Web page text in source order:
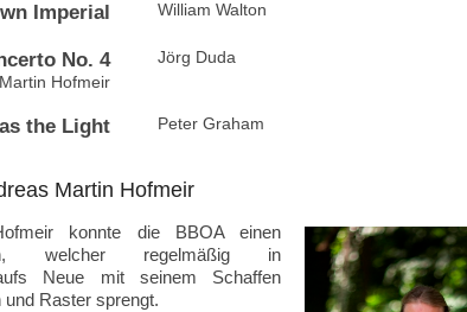
Imperial William Walton
No. 4
Hofmeir
Jörg Duda
the Light Peter Graham
Martin Hofmeir
konnte die BBOA einen
welcher regelmäßig in
Neue mit seinem Schaffen
Raster sprengt.